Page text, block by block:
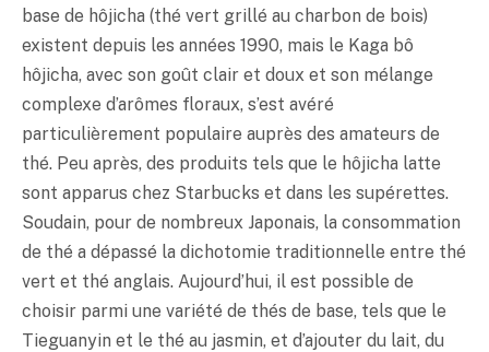
base de hôjicha (thé vert grillé au charbon de bois)
existent depuis les années 1990, mais le Kaga bô
hôjicha, avec son goût clair et doux et son mélange
complexe d’arômes floraux, s’est avéré
particulièrement populaire auprès des amateurs de
thé. Peu après, des produits tels que le hôjicha latte
sont apparus chez Starbucks et dans les supérettes.
Soudain, pour de nombreux Japonais, la consommation
de thé a dépassé la dichotomie traditionnelle entre thé
vert et thé anglais. Aujourd’hui, il est possible de
choisir parmi une variété de thés de base, tels que le
Tieguanyin et le thé au jasmin, et d’ajouter du lait, du